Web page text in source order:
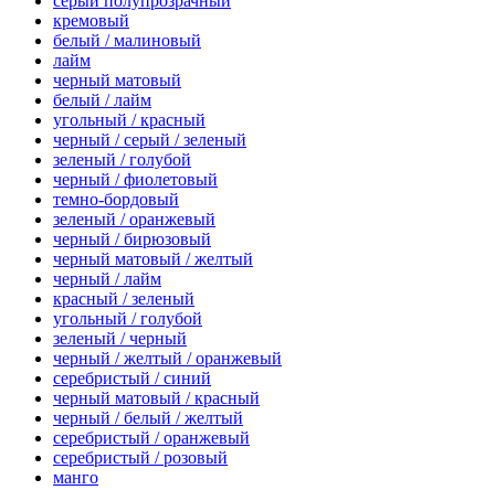
кремовый
белый / малиновый
лайм
черный матовый
белый / лайм
угольный / красный
черный / серый / зеленый
зеленый / голубой
черный / фиолетовый
темно-бордовый
зеленый / оранжевый
черный / бирюзовый
черный матовый / желтый
черный / лайм
красный / зеленый
угольный / голубой
зеленый / черный
черный / желтый / оранжевый
серебристый / синий
черный матовый / красный
черный / белый / желтый
серебристый / оранжевый
серебристый / розовый
манго